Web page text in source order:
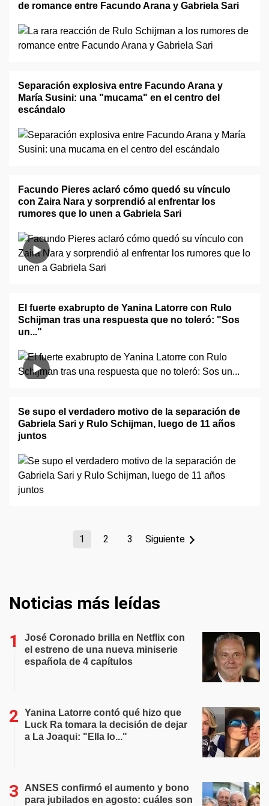
de romance entre Facundo Arana y Gabriela Sari
Separación explosiva entre Facundo Arana y
María Susini: una "mucama" en el centro del
escándalo
Facundo Pieres aclaró cómo quedó su vínculo
con Zaira Nara y sorprendió al enfrentar los
rumores que lo unen a Gabriela Sari
El fuerte exabrupto de Yanina Latorre con Rulo
Schijman tras una respuesta que no toleró: "Sos
un..."
Se supo el verdadero motivo de la separación de
Gabriela Sari y Rulo Schijman, luego de 11 años
juntos
1 2 3 Siguiente
Noticias más leídas
José Coronado brilla en Netflix con
el estreno de una nueva miniserie
española de 4 capítulos
Yanina Latorre contó qué hizo que
Luck Ra tomara la decisión de dejar
a La Joaqui: "Ella lo..."
ANSES confirmó el aumento y bono
para jubilados en agosto: cuáles son